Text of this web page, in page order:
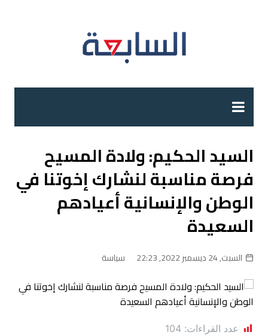
السيد الحكيم: ولادة المسيح
فرصة مناسبة لنشارك إخوتنا في
الوطن والإنسانية أعيادهم
السعيدة
السبت, 24 ديسمبر 2022, 22:23 سياسة
عدد القراءات: 104